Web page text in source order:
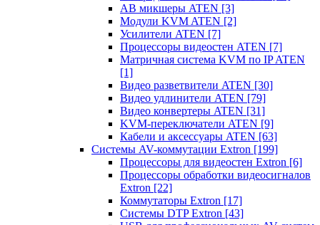
АВ микшеры ATEN [3]
Модули KVM ATEN [2]
Усилители ATEN [7]
Процессоры видеостен ATEN [7]
Матричная система KVM по IP ATEN
[1]
Видео разветвители ATEN [30]
Видео удлинители ATEN [79]
Видео конвертеры ATEN [31]
KVM-переключатели ATEN [9]
Кабели и аксессуары ATEN [63]
Системы AV-коммутации Extron [199]
Процессоры для видеостен Extron [6]
Процессоры обработки видеосигналов
Extron [22]
Коммутаторы Extron [17]
Системы DTP Extron [43]